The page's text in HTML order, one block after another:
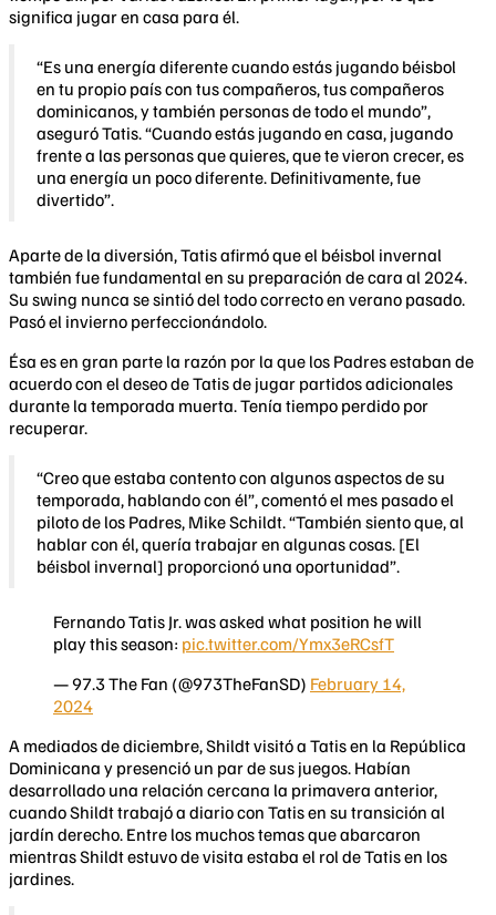
significa jugar en casa para él.
“Es una energía diferente cuando estás jugando béisbol
en tu propio país con tus compañeros, tus compañeros
dominicanos, y también personas de todo el mundo”,
aseguró Tatis. “Cuando estás jugando en casa, jugando
frente a las personas que quieres, que te vieron crecer, es
una energía un poco diferente. Definitivamente, fue
divertido”.
Aparte de la diversión, Tatis afirmó que el béisbol invernal
también fue fundamental en su preparación de cara al 2024.
Su swing nunca se sintió del todo correcto en verano pasado.
Pasó el invierno perfeccionándolo.
Ésa es en gran parte la razón por la que los Padres estaban de
acuerdo con el deseo de Tatis de jugar partidos adicionales
durante la temporada muerta. Tenía tiempo perdido por
recuperar.
“Creo que estaba contento con algunos aspectos de su
temporada, hablando con él”, comentó el mes pasado el
piloto de los Padres, Mike Schildt. “También siento que, al
hablar con él, quería trabajar en algunas cosas. [El
béisbol invernal] proporcionó una oportunidad”.
Fernando Tatis Jr. was asked what position he will
play this season: pic.twitter.com/Ymx3eRCsfT
— 97.3 The Fan (@973TheFanSD) February 14,
2024
A mediados de diciembre, Shildt visitó a Tatis en la República
Dominicana y presenció un par de sus juegos. Habían
desarrollado una relación cercana la primavera anterior,
cuando Shildt trabajó a diario con Tatis en su transición al
jardín derecho. Entre los muchos temas que abarcaron
mientras Shildt estuvo de visita estaba el rol de Tatis en los
jardines.